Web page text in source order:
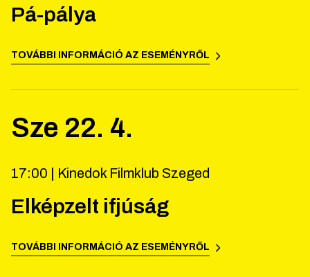
Pá-pálya
TOVÁBBI INFORMÁCIÓ AZ ESEMÉNYRŐL
Sze 22. 4.
17:00 | Kinedok Filmklub Szeged
Elképzelt ifjúság
TOVÁBBI INFORMÁCIÓ AZ ESEMÉNYRŐL